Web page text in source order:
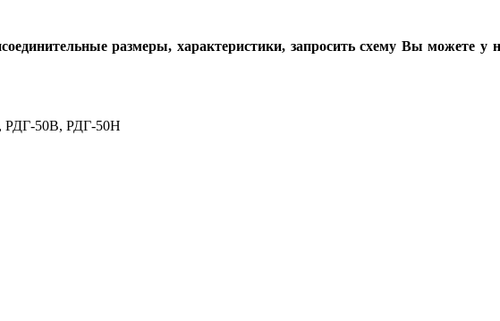
размеры, характеристики, запросить схему Вы можете у
50В, РДГ-50Н